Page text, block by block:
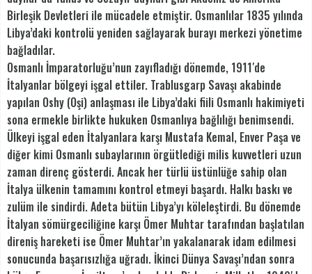
Birleşik Devletleri ile mücadele etmiştir. Osmanlılar 1835 yılında
Libya’daki kontrolü yeniden sağlayarak burayı merkezi yönetime
bağladılar.
Osmanlı İmparatorluğu’nun zayıfladığı dönemde, 1911′de
İtalyanlar bölgeyi işgal ettiler. Trablusgarp Savaşı akabinde
yapılan Oshy (Oşi) anlaşması ile Libya’daki fiili Osmanlı hakimiyeti
sona ermekle birlikte hukuken Osmanlıya bağlılığı benimsendi.
Ülkeyi işgal eden İtalyanlara karşı Mustafa Kemal, Enver Paşa ve
diğer kimi Osmanlı subaylarının örgütlediği milis kuvvetleri uzun
zaman direnç gösterdi. Ancak her türlü üstünlüğe sahip olan
İtalya ülkenin tamamını kontrol etmeyi başardı. Halkı baskı ve
zulüm ile sindirdi. Adeta bütün Libya’yı köleleştirdi. Bu dönemde
İtalyan sömürgeciliğine karşı Ömer Muhtar tarafından başlatılan
direniş hareketi ise Ömer Muhtar’ın yakalanarak idam edilmesi
sonucunda başarısızlığa uğradı. İkinci Dünya Savaşı’ndan sonra